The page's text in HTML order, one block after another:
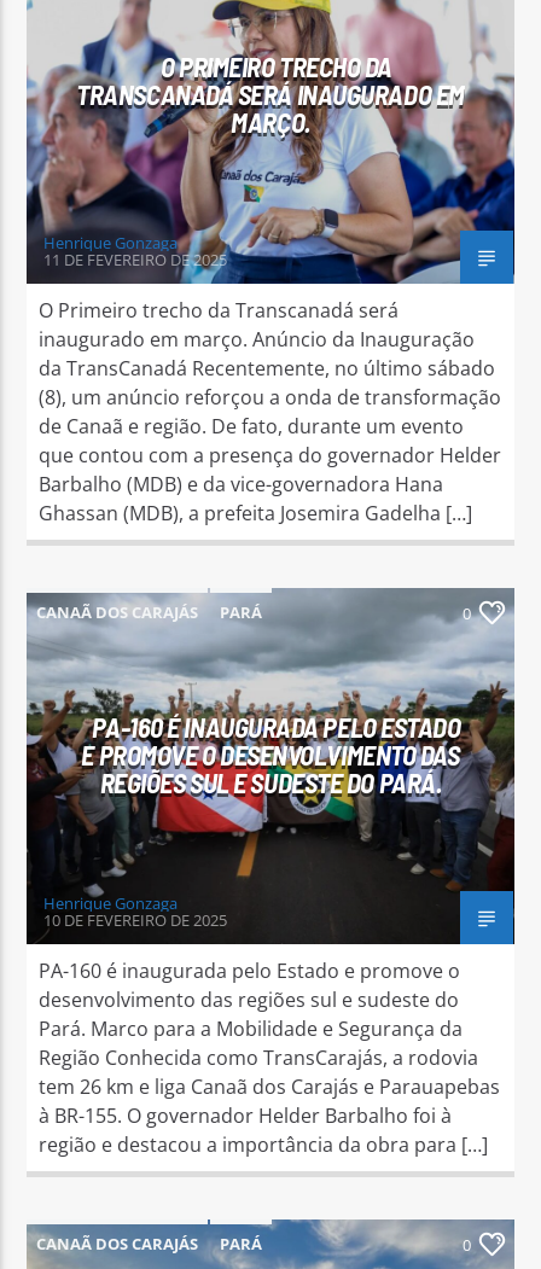
Arara Azul FM
O PRIMEIRO TRECHO DA
TRANSCANADÁ SERÁ INAUGURADO EM
MARÇO.
Henrique Gonzaga
11 DE FEVEREIRO DE 2025
O Primeiro trecho da Transcanadá será
inaugurado em março. Anúncio da Inauguração
da TransCanadá Recentemente, no último sábado
(8), um anúncio reforçou a onda de transformação
de Canaã e região. De fato, durante um evento
que contou com a presença do governador Helder
Barbalho (MDB) e da vice-governadora Hana
Ghassan (MDB), a prefeita Josemira Gadelha […]
CANAÃ DOS CARAJÁS
PARÁ
PARAUAPEBAS
0
PA-160 É INAUGURADA PELO ESTADO
E PROMOVE O DESENVOLVIMENTO DAS
REGIÕES SUL E SUDESTE DO PARÁ.
Henrique Gonzaga
10 DE FEVEREIRO DE 2025
PA-160 é inaugurada pelo Estado e promove o
desenvolvimento das regiões sul e sudeste do
Pará. Marco para a Mobilidade e Segurança da
Região Conhecida como TransCarajás, a rodovia
tem 26 km e liga Canaã dos Carajás e Parauapebas
à BR-155. O governador Helder Barbalho foi à
região e destacou a importância da obra para […]
CANAÃ DOS CARAJÁS
PARÁ
0